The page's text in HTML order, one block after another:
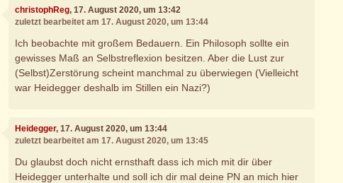
christophReg, 17. August 2020, um 13:42
zuletzt bearbeitet am 17. August 2020, um 13:44
Ich beobachte mit großem Bedauern. Ein Philosoph sollte ein
gewisses Maß an Selbstreflexion besitzen. Aber die Lust zur
(Selbst)Zerstörung scheint manchmal zu überwiegen (Vielleicht
war Heidegger deshalb im Stillen ein Nazi?)
Heidegger, 17. August 2020, um 13:44
zuletzt bearbeitet am 17. August 2020, um 13:45
Du glaubst doch nicht ernsthaft dass ich mich mit dir über
Heidegger unterhalte und soll ich dir mal deine PN an mich hier